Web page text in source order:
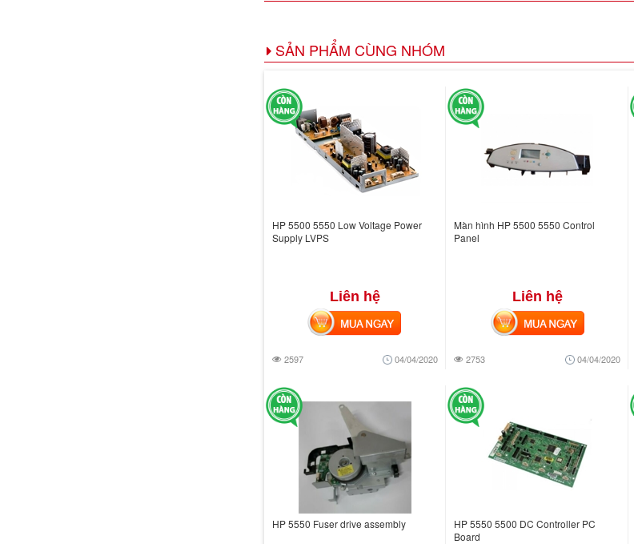
SẢN PHẨM CÙNG NHÓM
HP 5500 5550 Low Voltage Power
Supply LVPS
Liên hệ
2597 04/04/2020
MUA NGAY
Màn hình HP 5500 5550 Control
Panel
Liên hệ
2753 04/04/2020
MUA NGAY
HP 5550 Fuser drive assembly
HP 5550 5500 DC Controller PC
Board